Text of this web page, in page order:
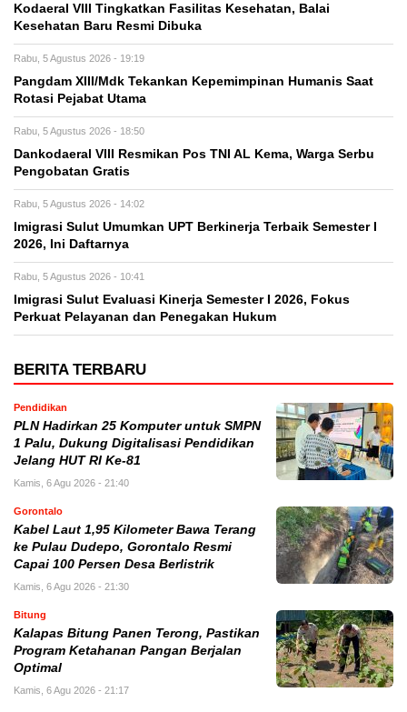
Kodaeral VIII Tingkatkan Fasilitas Kesehatan, Balai
Kesehatan Baru Resmi Dibuka
Rabu, 5 Agustus 2026 - 19:19
Pangdam XIII/Mdk Tekankan Kepemimpinan Humanis Saat
Rotasi Pejabat Utama
Rabu, 5 Agustus 2026 - 18:50
Dankodaeral VIII Resmikan Pos TNI AL Kema, Warga Serbu
Pengobatan Gratis
Rabu, 5 Agustus 2026 - 14:02
Imigrasi Sulut Umumkan UPT Berkinerja Terbaik Semester I
2026, Ini Daftarnya
Rabu, 5 Agustus 2026 - 10:41
Imigrasi Sulut Evaluasi Kinerja Semester I 2026, Fokus
Perkuat Pelayanan dan Penegakan Hukum
BERITA TERBARU
Pendidikan
PLN Hadirkan 25 Komputer untuk SMPN
1 Palu, Dukung Digitalisasi Pendidikan
Jelang HUT RI Ke-81
Kamis, 6 Agu 2026 - 21:40
Gorontalo
Kabel Laut 1,95 Kilometer Bawa Terang
ke Pulau Dudepo, Gorontalo Resmi
Capai 100 Persen Desa Berlistrik
Kamis, 6 Agu 2026 - 21:30
Bitung
Kalapas Bitung Panen Terong, Pastikan
Program Ketahanan Pangan Berjalan
Optimal
Kamis, 6 Agu 2026 - 21:17